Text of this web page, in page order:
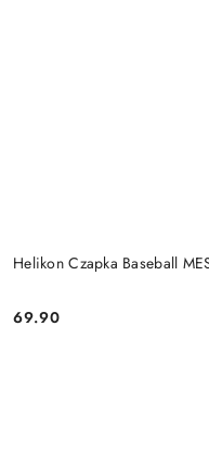
Helikon Czapka Baseball
Cena:
69.90